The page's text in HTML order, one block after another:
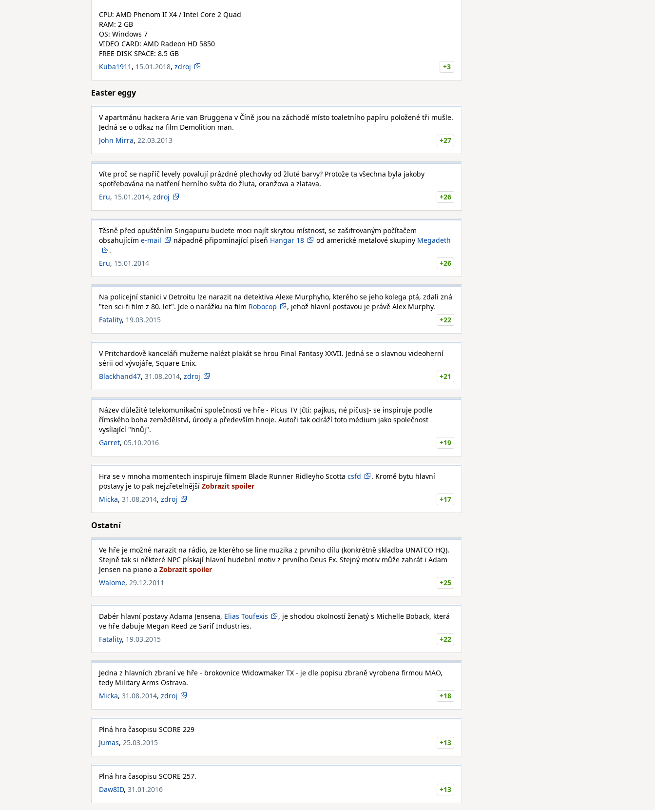
CPU: AMD Phenom II X4 / Intel Core 2 Quad
RAM: 2 GB
OS: Windows 7
VIDEO CARD: AMD Radeon HD 5850
FREE DISK SPACE: 8.5 GB
Kuba1911 , 15.01.2018, zdroj +3
Easter eggy
V apartmánu hackera Arie van Bruggena v Číně jsou na záchodě místo toaletního papíru položené tři mušle.
Jedná se o odkaz na film Demolition man.
John Mirra, 22.03.2013 +27
Víte proč se napříč levely povalují prázdné plechovky od žluté barvy? Protože ta všechna byla jakoby
spotřebována na natření herního světa do žluta, oranžova a zlatava.
Eru, 15.01.2014, zdroj +26
Těsně před opuštěním Singapuru budete moci najít skrytou místnost, se zašifrovaným počítačem
obsahujícím e-mail nápadně připomínající píseň Hangar 18 od americké metalové skupiny Megadeth
.
Eru, 15.01.2014 +26
Na policejní stanici v Detroitu lze narazit na detektiva Alexe Murphyho, kterého se jeho kolega ptá, zdali zná
"ten sci-fi film z 80. let". Jde o narážku na film Robocop
, jehož hlavní postavou je právě Alex Murphy.
Fatality, 19.03.2015 +22
V Pritchardově kanceláři mužeme nalézt plakát se hrou Final Fantasy XXVII. Jedná se o slavnou videoherní
sérii od vývojáře, Square Enix.
Blackhand47, 31.08.2014, zdroj +21
Název důležité telekomunikační společnosti ve hře - Picus TV [čti: pajkus, né pičus]- se inspiruje podle
římského boha zemědělství, úrody a především hnoje. Autoři tak odráží toto médium jako společnost
vysílající "hnůj".
Garret, 05.10.2016 +19
Hra se v mnoha momentech inspiruje filmem Blade Runner Ridleyho Scotta csfd
. Kromě bytu hlavní
postavy je to pak nejzřetelnější
Micka, 31.08.2014, zdroj +17
Ostatní
Ve hře je možné narazit na rádio, ze kterého se line muzika z prvního dílu (konkrétně skladba UNATCO HQ).
Stejně tak si některé NPC pískají hlavní hudební motiv z prvního Deus Ex. Stejný motiv může zahrát i Adam
Jensen na piano a
Walome, 29.12.2011 +25
Dabér hlavní postavy Adama Jensena, Elias Toufexis
, je shodou okolností ženatý s Michelle Boback, která
ve hře dabuje Megan Reed ze Sarif Industries.
Fatality, 19.03.2015 +22
Jedna z hlavních zbraní ve hře - brokovnice Widowmaker TX - je dle popisu zbraně vyrobena firmou MAO,
tedy Military Arms Ostrava.
Micka, 31.08.2014, zdroj +18
Plná hra časopisu SCORE 229
Jumas, 25.03.2015 +13
Plná hra časopisu SCORE 257.
Daw8ID, 31.01.2016 +13